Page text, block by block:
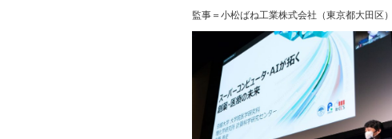
監事＝小松ばね工業株式会社（東京都大田区